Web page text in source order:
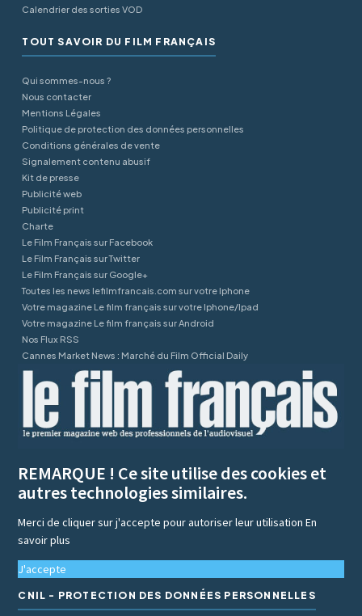
Calendrier des sorties VOD
TOUT SAVOIR DU FILM FRANÇAIS
Qui sommes-nous ?
Nous contacter
Mentions Légales
Politique de protection des données personnelles
Conditions générales de vente
Signalement contenu abusif
Kit de presse
Publicité web
Publicité print
Charte
Le Film Français sur Facebook
Le Film Français sur Twitter
Le Film Français sur Google+
Toutes les news lefilmfrancais.com sur votre Iphone
Votre magazine Le film français sur votre Iphone/Ipad
Votre magazine Le film français sur Android
Nos Flux RSS
Cannes Market News : Marché du Film Official Daily
REMARQUE ! Ce site utilise des cookies et
autres technologies similaires.
Merci de cliquer sur j'accepte pour autoriser leur utilisationEn
savoir plus
J'accepte
CNIL - PROTECTION DES DONNÉES PERSONNELLES